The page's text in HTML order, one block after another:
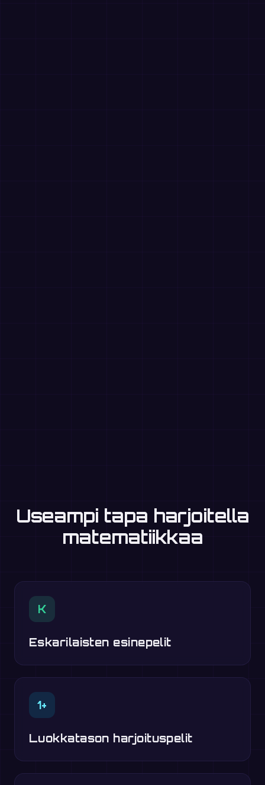
Useampi tapa harjoitella
matematiikkaa
K
Eskarilaisten esinepelit
1+
Luokkatason harjoituspelit